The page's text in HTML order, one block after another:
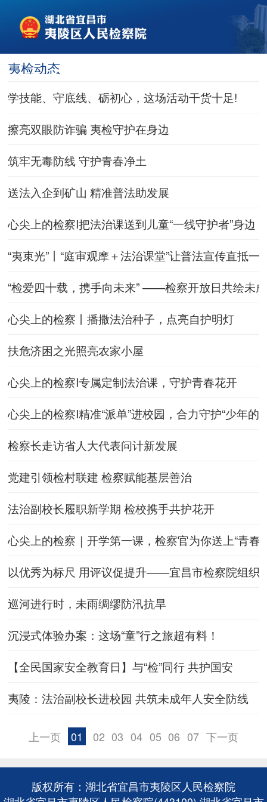
夷检动态
学技能、守底线、砺初心，这场活动干货十足!
擦亮双眼防诈骗 夷检守护在身边
筑牢无毒防线 守护青春净土
送法入企到矿山 精准普法助发展
心尖上的检察I把法治课送到儿童“一线守护者”身边
“夷束光”丨“庭审观摩＋法治课堂”让普法宣传直抵一
“检爱四十载，携手向未来” ——检察开放日共绘未
心尖上的检察丨播撒法治种子，点亮自护明灯
扶危济困之光照亮农家小屋
心尖上的检察I专属定制法治课，守护青春花开
心尖上的检察I精准“派单”进校园，合力守护“少年的
检察长走访省人大代表问计新发展
党建引领检村联建 检察赋能基层善治
法治副校长履职新学期 检校携手共护花开
心尖上的检察｜开学第一课，检察官为你送上“青春
以优秀为标尺 用评议促提升——宜昌市检察院组织
巡河进行时，未雨绸缪防汛抗旱
沉浸式体验办案：这场“童”行之旅超有料！
【全民国家安全教育日】与“检”同行 共护国安
夷陵：法治副校长进校园 共筑未成年人安全防线
上一页 01 02 03 04 05 06 07 下一页
版权所有：湖北省宜昌市夷陵区人民检察院